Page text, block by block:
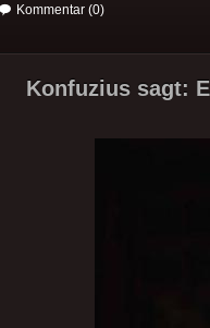
Kommentar (0)
Konfuzius sagt: